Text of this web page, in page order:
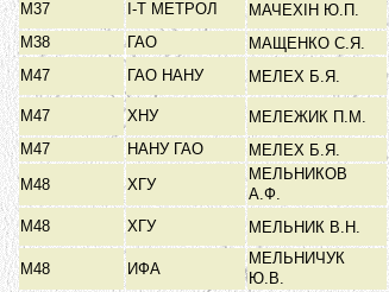
М37 І-Т МЕТРОЛ МАЧЕХІН Ю.П.
М38
ГАО МАЩЕНКО С.Я.
М47
ГАО НАНУ МЕЛЕХ Б.Я.
М47 ХНУ МЕЛЕЖИК П.М.
М47
НАНУ ГАО МЕЛЕХ Б.Я.
М48
ХГУ
МЕЛЬНИКОВ
А.Ф.
М48 ХГУ МЕЛЬНИК В.Н.
М48 ИФА
МЕЛЬНИЧУК
Ю.В.